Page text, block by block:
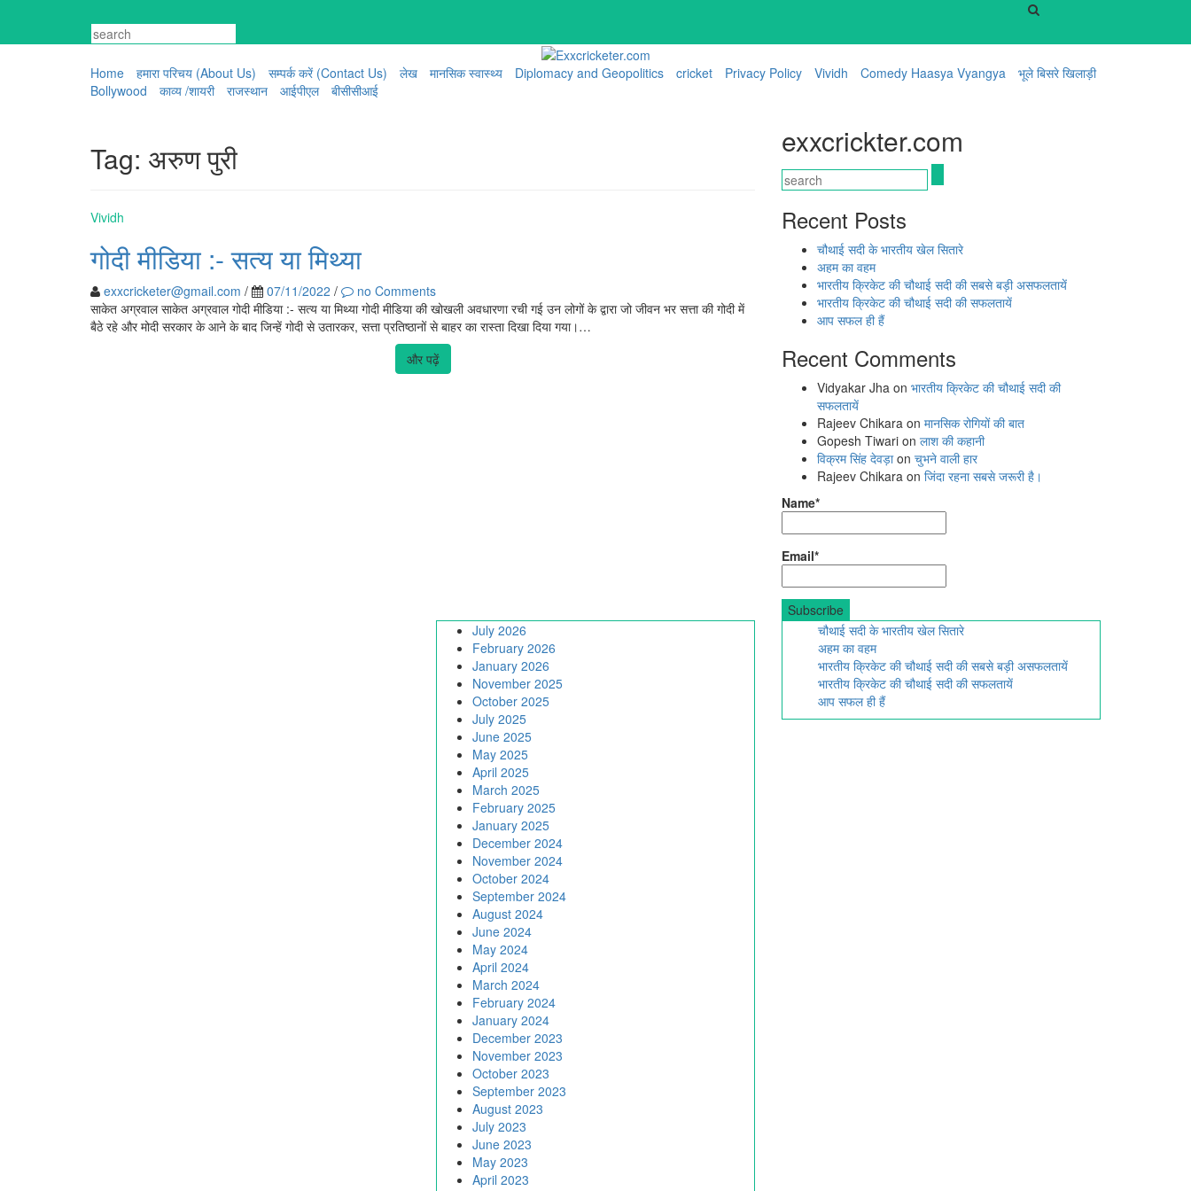
content
Home
हमारा परिचय (About Us) सम्पर्क करें (Contact Us) लेख मानसिक स्वास्थ्य Diplomacy and Geopolitics cricket Privacy Policy Vividh Comedy Haasya Vyangya
भूले बिसरे खिलाड़ी
Bollywood
काव्य /शायरी राजस्थान आईपीएल बीसीसीआई
Tag: अरुण पुरी
Vividh
गोदी मीडिया :- सत्य या मिथ्या
exxcricketer@gmail.com / 07/11/2022 /
no Comments
साकेत अग्रवाल साकेत अग्रवाल गोदी मीडिया :- सत्य या मिथ्या गोदी मीडिया की खोखली अवधारणा रची गई उन लोगों के द्वारा जो जीवन भर सत्ता की गोदी में
बैठे रहे और मोदी सरकार के आने के बाद जिन्हें गोदी से उतारकर, सत्ता प्रतिष्ठानों से बाहर का रास्ता दिखा दिया गया।…
और पढ़ें
exxcrickter.com
Recent Posts
चौथाई सदी के भारतीय खेल सितारे
अहम का वहम
भारतीय क्रिकेट की चौथाई सदी की सबसे बड़ी असफलतायें
भारतीय क्रिकेट की चौथाई सदी की सफलतायें
आप सफल ही हैं
Recent Comments
Vidyakar Jha on भारतीय क्रिकेट की चौथाई सदी की
सफलतायें
Rajeev Chikara on मानसिक रोगियों की बात
Gopesh Tiwari on लाश की कहानी
विक्रम सिंह देवड़ाon चुभने वाली हार
Rajeev Chikara on जिंदा रहना सबसे जरूरी है।
Name*
Email*
July 2026
February 2026
January 2026
November 2025
October 2025
July 2025
June 2025
May 2025
April 2025
March 2025
February 2025
January 2025
December 2024
November 2024
October 2024
September 2024
August 2024
June 2024
May 2024
April 2024
March 2024
February 2024
January 2024
December 2023
November 2023
October 2023
September 2023
August 2023
July 2023
June 2023
May 2023
April 2023
चौथाई सदी के भारतीय खेल सितारे
अहम का वहम
भारतीय क्रिकेट की चौथाई सदी की सबसे बड़ी असफलतायें
भारतीय क्रिकेट की चौथाई सदी की सफलतायें
आप सफल ही हैं